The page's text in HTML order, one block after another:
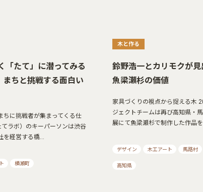
「たて」に潜ってみる
まちと挑戦する面白い
ちに挑戦者が集まってくる仕
てラボ）のキーパーソンは渋谷
を経営する橋…
横瀬町
木と作る
鈴野浩一とカリモクが見
魚梁瀬杉の価値
家具づくりの視点から捉える木
ジェクトチームは再び高知県・
展にて魚梁瀬杉で制作した作品
デザイン 木工アート 馬路村
高知県